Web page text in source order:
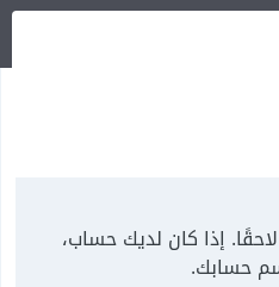
إذا كان لديك حساب،
حسابك.